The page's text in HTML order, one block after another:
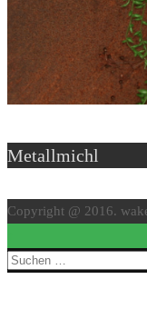
Metallmichl
Copyright @ 2016.
Suchen